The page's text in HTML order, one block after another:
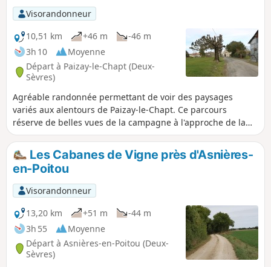
Visorandonneur
10,51 km
+46 m
-46 m
3h 10
Moyenne
Départ à Paizay-le-Chapt (Deux-
Sèvres)
Agréable randonnée permettant de voir des paysages
variés aux alentours de Paizay-le-Chapt. Ce parcours
réserve de belles vues de la campagne à l'approche de la
forêt d'Aulnay plus au sud, le joli Bois de la Griffière, le lieu-
dit les Rompis, survivance de l'essartage du XVe siécle, le
chemin de la Rochelle qui est la trace d'une ancienne
grande voie de communication et le Puits de Pouffond.
Les Cabanes de Vigne près d'Asnières-
en-Poitou
Visorandonneur
13,20 km
+51 m
-44 m
3h 55
Moyenne
Départ à Asnières-en-Poitou (Deux-
Sèvres)